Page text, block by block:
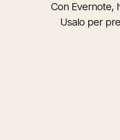
Con Evernote,
Usalo per